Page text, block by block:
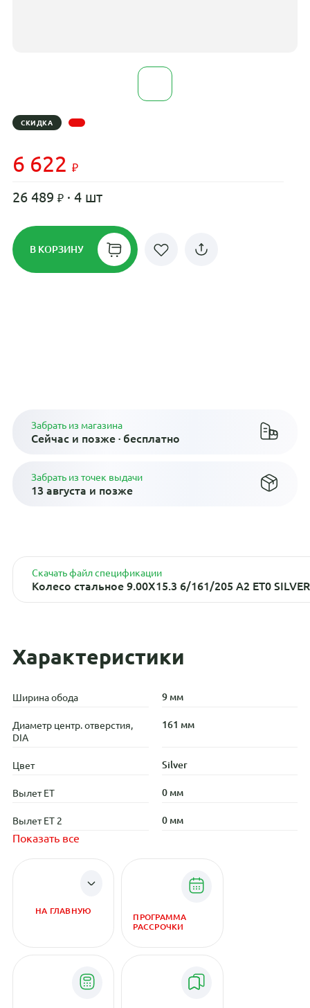
СКИДКА
6 622
26 489 · 4 шт
В КОРЗИНУ
Забрать из магазина
Сейчас и позже · бесплатно
Забрать из точек выдачи
13 августа и позже
Скачать файл спецификации
Колесо стальное 9.00X15.3 6/161/205 A2 ET0
Характеристики
Ширина обода 9 мм
Диаметр центр. отверстия,
DIA
161 мм
Цвет Silver
Вылет ET 0 мм
Вылет ET 2 0 мм
Показать все
НА ГЛАВНУЮ
ПРОГРАММА
РАССРОЧКИ